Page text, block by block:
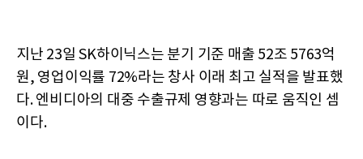
지난 23일 SK하이닉스는 분기 기준 매출 52조 5763억
원, 영업이익률 72%라는 창사 이래 최고 실적을 발표했
다. 엔비디아의 대중 수출규제 영향과는 따로 움직인 셈
이다.